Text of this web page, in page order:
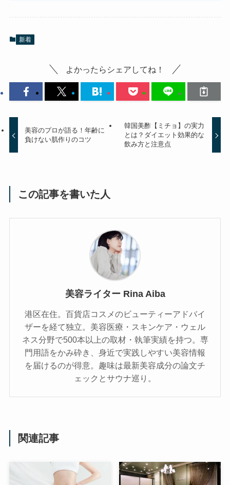
新着
よかったらシェアしてね！
美容のプロが語る！年齢に
負けない肌作りのコツ
韓国美酢【ミチョ】の実力
とは？ダイエット効果的な
飲み方と注意点
この記事を書いた人
美容ライター Rina Aiba
港区在住。百貨店コスメのビューティーアドバイ
ザーを経て独立。美容医療・スキンケア・ウェル
ネス分野で500本以上の取材・執筆実績を持つ。専
門用語をかみ砕き、⾝近で実践しやすい美容情報
を届けるのが得意。趣味は最新美容成分の論文チ
ェックとサウナ巡り。
関連記事